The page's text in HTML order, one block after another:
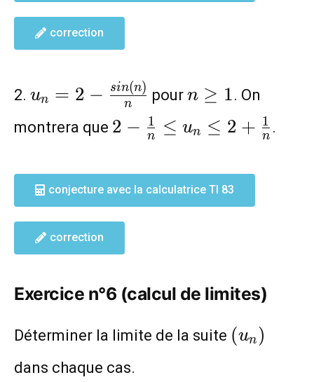
correction
2. u_n=2-
\frac{sin(n)}
{n}
un = 2 − n
sin(n) pour n\geq
n ≥ 1. On
montrera que 2-\frac{1}
{n}\leq
2+\frac{1}
{n}
2 − n
1 ≤ un ≤ 2 + n
1 .
conjecture avec la calculatrice TI 83
correction
Exercice n°6 (calcul de limites)
Déterminer la limite de la suite (u_n)
(un )
dans chaque cas.